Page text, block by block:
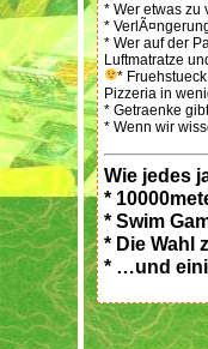
* Wer etwas zu
*
* Wer auf der
Luftmatratze
*
Pizzeria in
* Getraenke
* Wenn wir
Wie jedes
*
* Swim
* Die Wahl
* …und